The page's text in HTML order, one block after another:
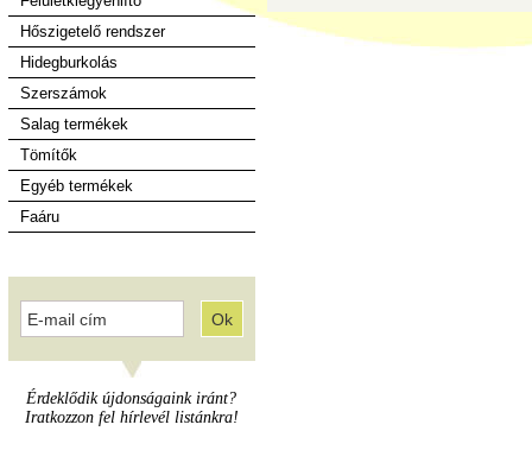
Hőszigetelő rendszer
Hidegburkolás
Szerszámok
Salag termékek
Tömítők
Egyéb termékek
Faáru
Érdeklődik újdonságaink iránt?
Iratkozzon fel hírlevél listánkra!